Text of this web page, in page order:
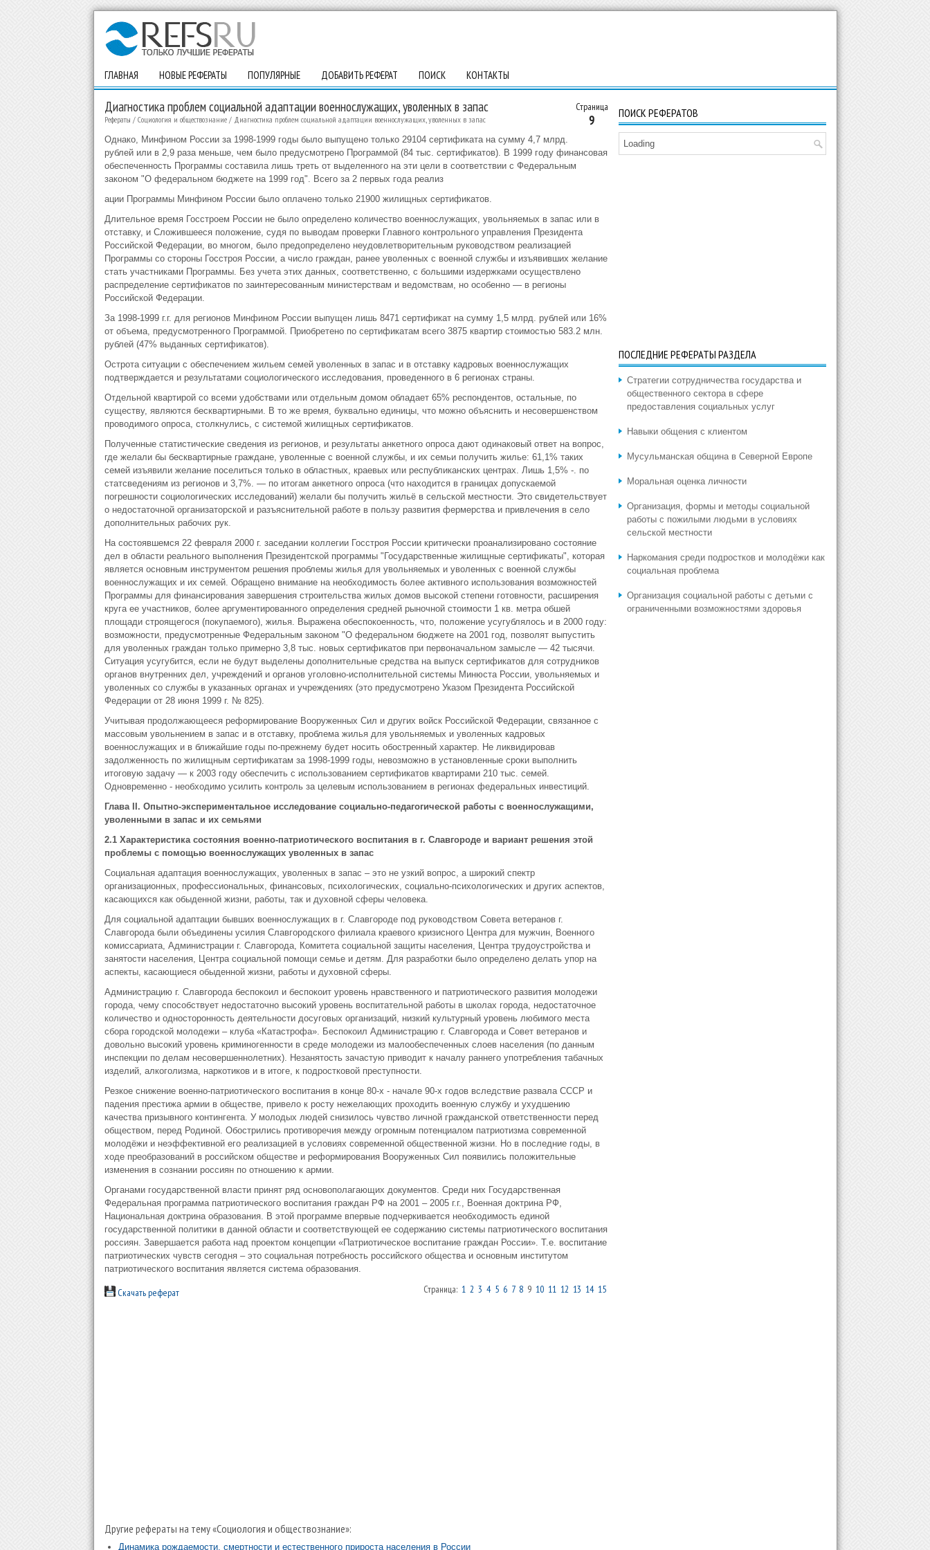
ГЛАВНАЯ НОВЫЕ РЕФЕРАТЫ ПОПУЛЯРНЫЕ ДОБАВИТЬ РЕФЕРАТ ПОИСК КОНТАКТЫ
Страница
9
Диагностика проблем социальной адаптации военнослужащих, уволенных в запас
Рефераты / Социология и обществознание/ Диагностика проблем социальной адаптации военнослужащих, уволенных в запас
Однако, Минфином России за 1998-1999 годы было выпущено только 29104 сертификата на сумму 4,7 млрд.
рублей или в 2,9 раза меньше, чем было предусмотрено Программой (84 тыс. сертификатов). В 1999 году финансовая
обеспеченность Программы составила лишь треть от выделенного на эти цели в соответствии с Федеральным
законом "О федеральном бюджете на 1999 год". Всего за 2 первых года реализ
ации Программы Минфином России было оплачено только 21900 жилищных сертификатов.
Длительное время Госстроем России не было определено количество военнослужащих, увольняемых в запас или в
отставку, и Сложившееся положение, судя по выводам проверки Главного контрольного управления Президента
Российской Федерации, во многом, было предопределено неудовлетворительным руководством реализацией
Программы со стороны Госстроя России, а число граждан, ранее уволенных с военной службы и изъявивших желание
стать участниками Программы. Без учета этих данных, соответственно, с большими издержками осуществлено
распределение сертификатов по заинтересованным министерствам и ведомствам, но особенно — в регионы
Российской Федерации.
За 1998-1999 г.г. для регионов Минфином России выпущен лишь 8471 сертификат на сумму 1,5 млрд. рублей или 16%
от объема, предусмотренного Программой. Приобретено по сертификатам всего 3875 квартир стоимостью 583.2 млн.
рублей (47% выданных сертификатов).
Острота ситуации с обеспечением жильем семей уволенных в запас и в отставку кадровых военнослужащих
подтверждается и результатами социологического исследования, проведенного в 6 регионах страны.
Отдельной квартирой со всеми удобствами или отдельным домом обладает 65% респондентов, остальные, по
существу, являются бесквартирными. В то же время, буквально единицы, что можно объяснить и несовершенством
проводимого опроса, столкнулись, с системой жилищных сертификатов.
Полученные статистические сведения из регионов, и результаты анкетного опроса дают одинаковый ответ на вопрос,
где желали бы бесквартирные граждане, уволенные с военной службы, и их семьи получить жилье: 61,1% таких
семей изъявили желание поселиться только в областных, краевых или республиканских центрах. Лишь 1,5% -. по
статсведениям из регионов и 3,7%. — по итогам анкетного опроса (что находится в границах допускаемой
погрешности социологических исследований) желали бы получить жильё в сельской местности. Это свидетельствует
о недостаточной организаторской и разъяснительной работе в пользу развития фермерства и привлечения в село
дополнительных рабочих рук.
На состоявшемся 22 февраля 2000 г. заседании коллегии Госстроя России критически проанализировано состояние
дел в области реального выполнения Президентской программы "Государственные жилищные сертификаты", которая
является основным инструментом решения проблемы жилья для увольняемых и уволенных с военной службы
военнослужащих и их семей. Обращено внимание на необходимость более активного использования возможностей
Программы для финансирования завершения строительства жилых домов высокой степени готовности, расширения
круга ее участников, более аргументированного определения средней рыночной стоимости 1 кв. метра обшей
площади строящегося (покупаемого), жилья. Выражена обеспокоенность, что, положение усугублялось и в 2000 году:
возможности, предусмотренные Федеральным законом "О федеральном бюджете на 2001 год, позволят выпустить
для уволенных граждан только примерно 3,8 тыс. новых сертификатов при первоначальном замысле — 42 тысячи.
Ситуация усугубится, если не будут выделены дополнительные средства на выпуск сертификатов для сотрудников
органов внутренних дел, учреждений и органов уголовно-исполнительной системы Минюста России, увольняемых и
уволенных со службы в указанных органах и учреждениях (это предусмотрено Указом Президента Российской
Федерации от 28 июня 1999 г. № 825).
Учитывая продолжающееся реформирование Вооруженных Сил и других войск Российской Федерации, связанное с
массовым увольнением в запас и в отставку, проблема жилья для увольняемых и уволенных кадровых
военнослужащих и в ближайшие годы по-прежнему будет носить обостренный характер. Не ликвидировав
задолженность по жилищным сертификатам за 1998-1999 годы, невозможно в установленные сроки выполнить
итоговую задачу — к 2003 году обеспечить с использованием сертификатов квартирами 210 тыс. семей.
Одновременно - необходимо усилить контроль за целевым использованием в регионах федеральных инвестиций.
Глава
. Опытно-экспериментальное исследование социально-педагогической работы с военнослужащими,
уволенными в запас и их семьями
2.1 Характеристика состояния военно-патриотического воспитания в г. Славгороде и вариант решения этой
проблемы с помощью военнослужащих уволенных в запас
Социальная адаптация военнослужащих, уволенных в запас – это не узкий вопрос, а широкий спектр
организационных, профессиональных, финансовых, психологических, социально-психологических и других аспектов,
касающихся как обыденной жизни, работы, так и духовной сферы человека.
Для социальной адаптации бывших военнослужащих в г. Славгороде под руководством Совета ветеранов г.
Славгорода были объединены усилия Славгородского филиала краевого кризисного Центра для мужчин, Военного
комиссариата, Администрации г. Славгорода, Комитета социальной защиты населения, Центра трудоустройства и
занятости населения, Центра социальной помощи семье и детям. Для разработки было определено делать упор на
аспекты, касающиеся обыденной жизни, работы и духовной сферы.
Администрацию г. Славгорода беспокоил и беспокоит уровень нравственного и патриотического развития молодежи
города, чему способствует недостаточно высокий уровень воспитательной работы в школах города, недостаточное
количество и односторонность деятельности досуговых организаций, низкий культурный уровень любимого места
сбора городской молодежи – клуба «Катастрофа». Беспокоил Администрацию г. Славгорода и Совет ветеранов и
довольно высокий уровень криминогенности в среде молодежи из малообеспеченных слоев населения (по данным
инспекции по делам несовершеннолетних). Незанятость зачастую приводит к началу раннего употребления табачных
изделий, алкоголизма, наркотиков и в итоге, к подростковой преступности.
Резкое снижение военно-патриотического воспитания в конце 80-х - начале 90-х годов вследствие развала СССР и
падения престижа армии в обществе, привело к росту нежелающих проходить военную службу и ухудшению
качества призывного контингента. У молодых людей снизилось чувство личной гражданской ответственности перед
обществом, перед Родиной. Обострились противоречия между огромным потенциалом патриотизма современной
молодёжи и неэффективной его реализацией в условиях современной общественной жизни. Но в последние годы, в
ходе преобразований в российском обществе и реформирования Вооруженных Сил появились положительные
изменения в сознании россиян по отношению к армии.
Органами государственной власти принят ряд основополагающих документов. Среди них Государственная
Федеральная программа патриотического воспитания граждан РФ на 2001 – 2005 г.г., Военная доктрина РФ,
Национальная доктрина образования. В этой программе впервые подчеркивается необходимость единой
государственной политики в данной области и соответствующей ее содержанию системы патриотического воспитания
россиян. Завершается работа над проектом концепции «Патриотическое воспитание граждан России». Т.е. воспитание
патриотических чувств сегодня – это социальная потребность российского общества и основным институтом
патриотического воспитания является система образования.
Скачать реферат Страница: 1 2 3 4 5 6 7 89 10 11 12 13 14 15
Другие рефераты на тему «Социология и обществознание»:
Динамика рождаемости, смертности и естественного прироста населения в России
ПОИСК РЕФЕРАТОВ
Loading
ПОСЛЕДНИЕ РЕФЕРАТЫ РАЗДЕЛА
Стратегии сотрудничества государства и
общественного сектора в сфере
предоставления социальных услуг
Навыки общения с клиентом
Мусульманская община в Северной Европе
Моральная оценка личности
Организация, формы и методы социальной
работы с пожилыми людьми в условиях
сельской местности
Наркомания среди подростков и молодёжи как
социальная проблема
Организация социальной работы с детьми с
ограниченными возможностями здоровья